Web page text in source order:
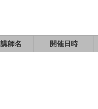
講師名 開催日時